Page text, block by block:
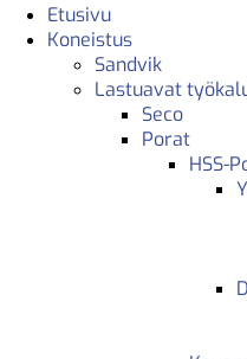
Etusivu
Koneistus
Sandvik
Lastuavat
Seco
Porat
HSS-